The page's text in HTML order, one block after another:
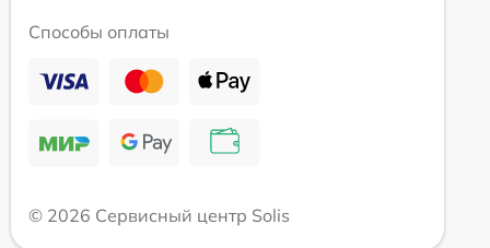
Способы оплаты
© 2026 Сервисный центр Solis